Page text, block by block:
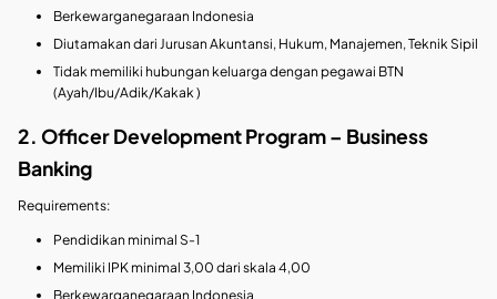
Berkewarganegaraan Indonesia
Diutamakan dari Jurusan Akuntansi, Hukum, Manajemen, Teknik Sipil
Tidak memiliki hubungan keluarga dengan pegawai BTN
(Ayah/Ibu/Adik/Kakak )
2. Officer Development Program – Business
Banking
Requirements:
Pendidikan minimal S-1
Memiliki IPK minimal 3,00 dari skala 4,00
Berkewarganegaraan Indonesia